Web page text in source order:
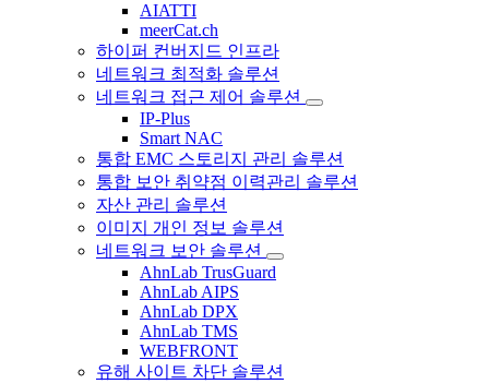
AIATTI
meerCat.ch
하이퍼 컨버지드 인프라
네트워크 최적화 솔루션
네트워크 접근 제어 솔루션
IP-Plus
Smart NAC
통합 EMC 스토리지 관리 솔루션
통합 보안 취약점 이력관리 솔루션
자산 관리 솔루션
이미지 개인 정보 솔루션
네트워크 보안 솔루션
AhnLab TrusGuard
AhnLab AIPS
AhnLab DPX
AhnLab TMS
WEBFRONT
유해 사이트 차단 솔루션